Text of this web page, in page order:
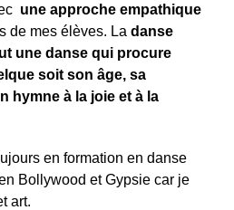
une approche empathique
de mes élèves. La danse
une danse qui procure
soit son âge, sa
hymne à la joie et à la
en formation en danse
Bollywood et Gypsie car je
art.